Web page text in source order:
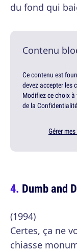
du fond qui
Contenu
Ce contenu est
devez accepter les
Modifiez ce choix
de la
Gérer
Dumb and
(1994)
Certes, ça ne
chiasse